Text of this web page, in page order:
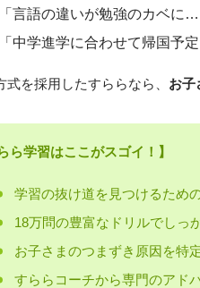
「言語の違いが勉強のカベに…
「中学進学に合わせて帰国予
式を採用したすららなら、 お子
ら学習はここがスゴイ！】
学習の抜け道を見つけるため
18万問の豊富なドリルでしっ
お子さまのつまずき原因を特
すららコーチから専門のアド